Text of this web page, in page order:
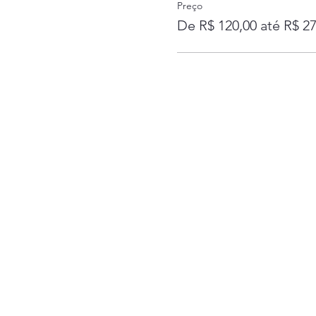
Preço
De R$ 120,00 até R$